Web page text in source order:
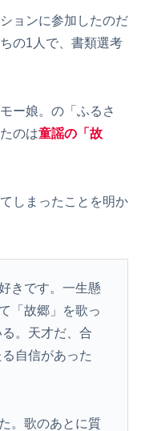
ョンに参加したのだ
の1人で、書類選考
ー娘。の「ふるさ
のは童謡の「故
しまったことを明か
きです。一生懸
「故郷」を歌っ
。天才だ、合
自信があった
。歌のあとに質